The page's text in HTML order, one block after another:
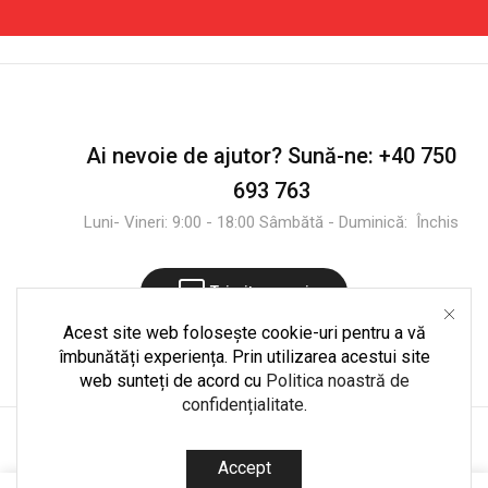
Ai nevoie de ajutor? Sună-ne: +40 750
693 763
Luni- Vineri: 9:00 - 18:00 Sâmbătă - Duminică: Închis
Trimite mesaj
CultShop.ro. Dezvoltare și mentenanță
Acest site web folosește cookie-uri pentru a vă
îmbunătăți experiența. Prin utilizarea acestui site
web sunteți de acord cu Politica noastră de
confidențialitate.
Accept